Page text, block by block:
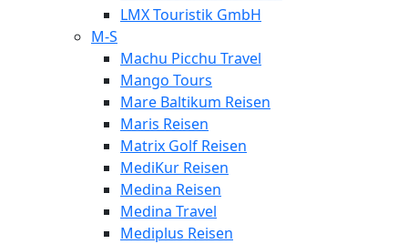
LMX Touristik GmbH
M-S
Machu Picchu Travel
Mango Tours
Mare Baltikum Reisen
Maris Reisen
Matrix Golf Reisen
MediKur Reisen
Medina Reisen
Medina Travel
Mediplus Reisen